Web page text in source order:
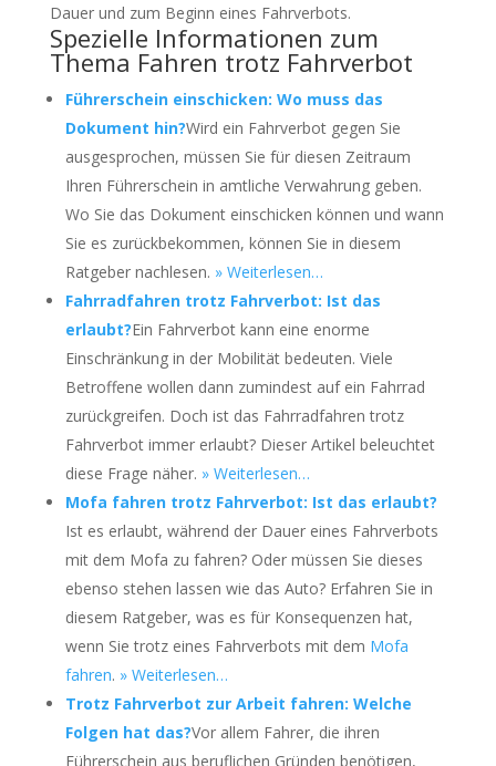
Dauer und zum Beginn eines Fahrverbots.
Spezielle Informationen zum
Thema Fahren trotz Fahrverbot
Führerschein einschicken: Wo muss das
Dokument hin?Wird ein Fahrverbot gegen Sie
ausgesprochen, müssen Sie für diesen Zeitraum
Ihren Führerschein in amtliche Verwahrung geben.
Wo Sie das Dokument einschicken können und wann
Sie es zurückbekommen, können Sie in diesem
Ratgeber nachlesen. » Weiterlesen…
Fahrradfahren trotz Fahrverbot: Ist das
erlaubt?Ein Fahrverbot kann eine enorme
Einschränkung in der Mobilität bedeuten. Viele
Betroffene wollen dann zumindest auf ein Fahrrad
zurückgreifen. Doch ist das Fahrradfahren trotz
Fahrverbot immer erlaubt? Dieser Artikel beleuchtet
diese Frage näher. » Weiterlesen…
Mofa fahren trotz Fahrverbot: Ist das erlaubt?
Ist es erlaubt, während der Dauer eines Fahrverbots
mit dem Mofa zu fahren? Oder müssen Sie dieses
ebenso stehen lassen wie das Auto? Erfahren Sie in
diesem Ratgeber, was es für Konsequenzen hat,
wenn Sie trotz eines Fahrverbots mit dem Mofa
fahren. » Weiterlesen…
Trotz Fahrverbot zur Arbeit fahren: Welche
Folgen hat das?Vor allem Fahrer, die ihren
Führerschein aus beruflichen Gründen benötigen,